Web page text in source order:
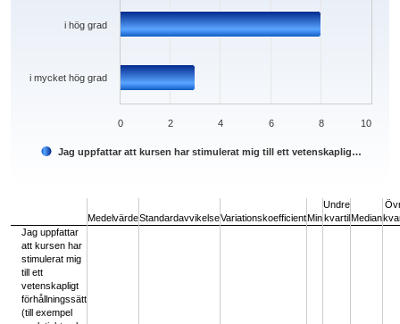
Jag uppfattar att kursen har stimulerat mig till ett vetenskaplig…
i mycket hög grad
i hög grad
0 2 4 6 8 10
MedelvärdeStandardavvikelseVariationskoefficientMin
Undre
kvartilMedian
Jag uppfattar
att kursen har
stimulerat mig
till ett
vetenskapligt
förhållningssätt
(till exempel